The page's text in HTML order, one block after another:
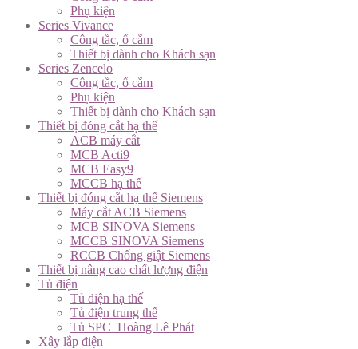
Phụ kiện
Series Vivance
Công tắc, ổ cắm
Thiết bị dành cho Khách sạn
Series Zencelo
Công tắc, ổ cắm
Phụ kiện
Thiết bị dành cho Khách sạn
Thiết bị đóng cắt hạ thế
ACB máy cắt
MCB Acti9
MCB Easy9
MCCB hạ thế
Thiết bị đóng cắt hạ thế Siemens
Máy cắt ACB Siemens
MCB SINOVA Siemens
MCCB SINOVA Siemens
RCCB Chống giật Siemens
Thiết bị nâng cao chất lượng điện
Tủ điện
Tủ điện hạ thế
Tủ điện trung thế
Tủ SPC_Hoàng Lê Phát
Xây lắp điện